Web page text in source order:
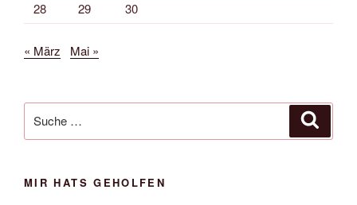
28
29 30
« März Mai »
nach:
MIR HATS GEHOLFEN